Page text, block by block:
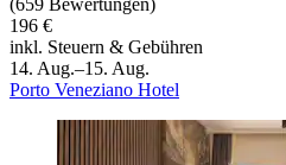
196 €
inkl. Steuern & Gebühren
14. Aug.–15. Aug.
Porto Veneziano Hotel